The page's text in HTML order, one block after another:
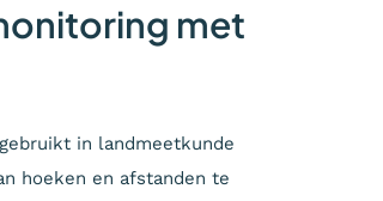
met
in landmeetkunde
hoeken en afstanden te